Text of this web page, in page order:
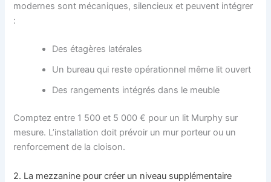
modernes sont mécaniques, silencieux et peuvent intégrer
:
Des étagères latérales
Un bureau qui reste opérationnel même lit ouvert
Des rangements intégrés dans le meuble
Comptez entre 1 500 et 5 000 € pour un lit Murphy sur
mesure. L’installation doit prévoir un mur porteur ou un
renforcement de la cloison.
2. La mezzanine pour créer un niveau supplémentaire